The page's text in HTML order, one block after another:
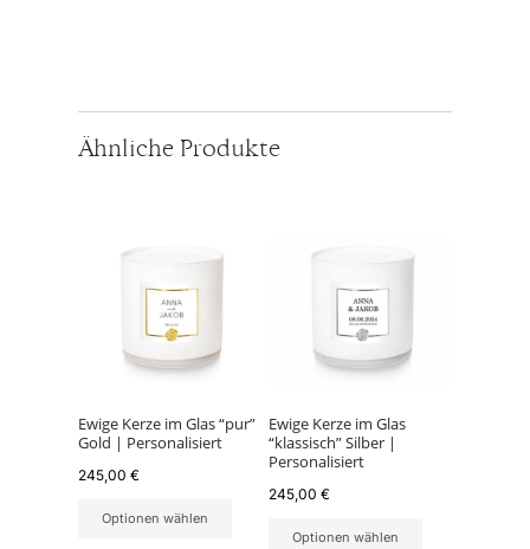
Ähnliche Produkte
Ewige Kerze im Glas “pur”
Gold | Personalisiert
245,00 €
Optionen wählen
Ewige Kerze im Glas
“klassisch” Silber |
Personalisiert
245,00€
Optionen wählen